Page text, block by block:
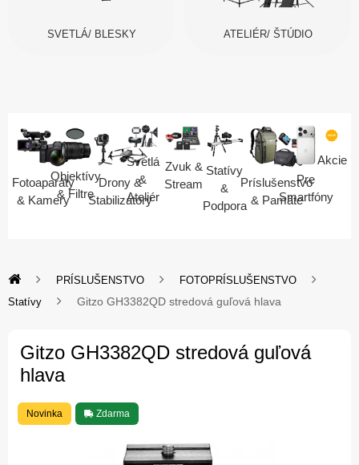
SVETLÁ/ BLESKY ATELIÉR/ ŠTÚDIO
Fotoaparáty
& Kamery
Objektívy
& Filtre
Drony &
Stabilizátory
Svetlá
&
Ateliér
Zvuk &
Stream
Statívy
&
Podpora
Príslušenstvo
& Pamäte
Pre
Smartfóny
Akcie
PRÍSLUŠENSTVO
FOTOPRÍSLUŠENSTVO
Statívy
Gitzo GH3382QD stredová guľová hlava
Gitzo GH3382QD stredová guľová
hlava
Novinka Zdarma